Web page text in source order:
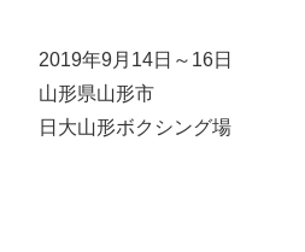
2019年9月14日～16日
山形県山形市
日大山形ボクシング場